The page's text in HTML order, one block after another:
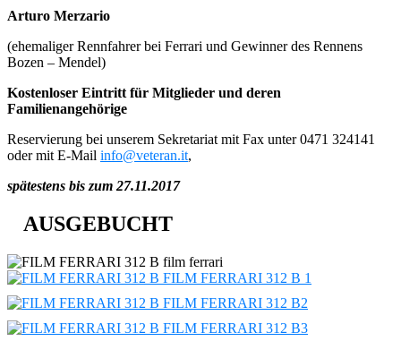
Arturo Merzario
(ehemaliger Rennfahrer bei Ferrari und Gewinner des Rennens
Bozen – Mendel)
Kostenloser Eintritt für Mitglieder und deren
Familienangehörige
Reservierung bei unserem Sekretariat mit Fax unter 0471 324141
oder mit E-Mail info@veteran.it,
spätestens bis zum 27.11.2017
AUSGEBUCHT